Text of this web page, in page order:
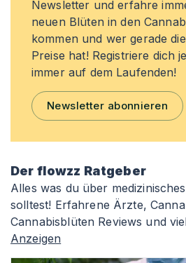
Newsletter und erfahre
neuen Blüten in den
kommen und wer gerade
Preise hat! Registriere dich
immer auf dem Laufenden!
Newsletter abonnieren
Der flowzz Ratgeber
Alles was du über
solltest! Erfahrene Ärzte,
Cannabisblüten Reviews und
Anzeigen